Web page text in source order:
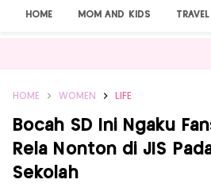
HOME MOM AND KIDS TRAVEL
HOME WOMEN LIFE
Bocah SD Ini Ngaku
Rela Nonton di JIS
Sekolah